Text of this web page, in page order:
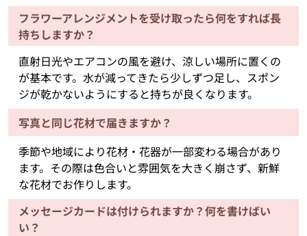
フラワーアレンジメントを受け取ったら何をすれば長
持ちしますか？
直射日光やエアコンの風を避け、涼しい場所に置くの
が基本です。水が減ってきたら少しずつ足し、スポン
ジが乾かないようにすると持ちが良くなります。
写真と同じ花材で届きますか？
季節や地域により花材・花器が一部変わる場合があり
ます。その際は色合いと雰囲気を大きく崩さず、新鮮
な花材でお作りします。
メッセージカードは付けられますか？何を書けばい
い？